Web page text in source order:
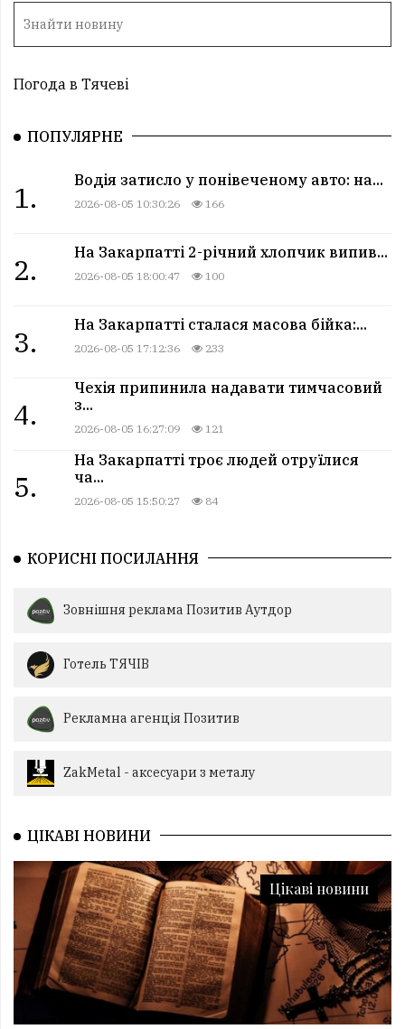
Погода в Тячеві
ПОПУЛЯРНЕ
1.
Водія затисло у понівеченому авто: на...
2026-08-05 10:30:26 166
2.
На Закарпатті 2-річний хлопчик випив...
2026-08-05 18:00:47 100
3.
На Закарпатті сталася масова бійка:...
2026-08-05 17:12:36 233
4.
Чехія припинила надавати тимчасовий
з...
2026-08-05 16:27:09 121
5.
На Закарпатті троє людей отруїлися
ча...
2026-08-05 15:50:27 84
КОРИСНІ ПОСИЛАННЯ
Зовнішня реклама Позитив Аутдор
Готель ТЯЧІВ
Рекламна агенція Позитив
ZakMetal - аксесуари з металу
ЦІКАВІ НОВИНИ
Цікаві новини